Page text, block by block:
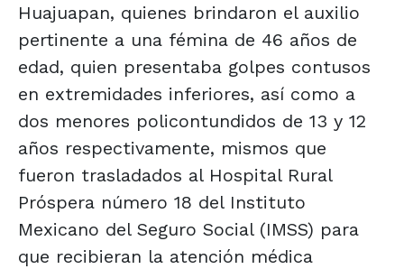
Huajuapan, quienes brindaron el auxilio
pertinente a una fémina de 46 años de
edad, quien presentaba golpes contusos
en extremidades inferiores, así como a
dos menores policontundidos de 13 y 12
años respectivamente, mismos que
fueron trasladados al Hospital Rural
Próspera número 18 del Instituto
Mexicano del Seguro Social (IMSS) para
que recibieran la atención médica